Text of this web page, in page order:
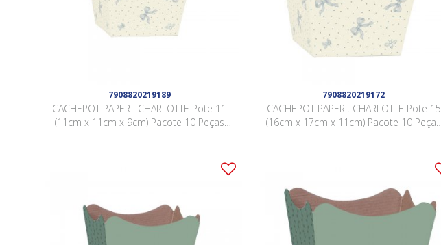
7908820219189
CACHEPOT PAPER . CHARLOTTE Pote 11
(11cm x 11cm x 9cm) Pacote 10 Peças
7908820219172
CACHEPOT PAPER . CHARLOTTE Pote 15
(16cm x 17cm x 11cm) Pacote 10 Peças